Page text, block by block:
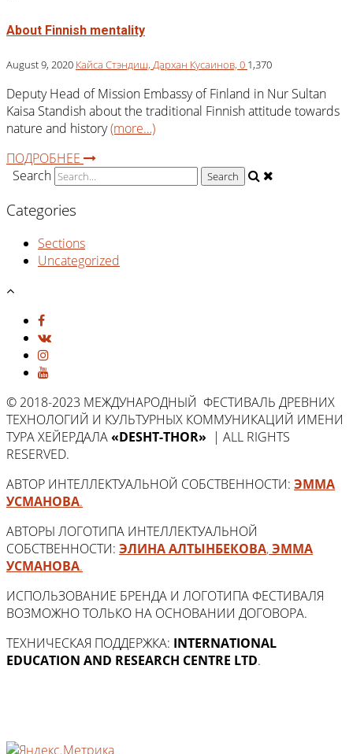
About Finnish mentality
August 9, 2020 Кайса Стэндиш, Дархан Кусаинов, 0 1,370
Deputy Head of Mission Embassy of Finland in Nur Sultan
Kaisa Standish about the traditional Finnish attitude towards
nature and history(more…)
ПОДРОБНЕЕ
Search
Categories
Sections
Uncategorized
© 2018-2023 МЕЖДУНАРОДНЫЙ ФЕСТИВАЛЬ ДРЕВНИХ
ТЕХНОЛОГИЙ И КУЛЬТУРНЫХ КОММУНИКАЦИЙ ИМЕНИ
ТУРА ХЕЙЕРДАЛА«DESHT-THOR» | ALL RIGHTS
RESERVED.
АВТОР ИНТЕЛЛЕКТУАЛЬНОЙ СОБСТВЕННОСТИ: ЭММА
УСМАНОВА.
АВТОРЫ ЛОГОТИПА ИНТЕЛЛЕКТУАЛЬНОЙ
СОБСТВЕННОСТИ: ЭЛИНА АЛТЫНБЕКОВА,ЭММА
УСМАНОВА.
ИСПОЛЬЗОВАНИЕ БРЕНДА И ЛОГОТИПА ФЕСТИВАЛЯ
ВОЗМОЖНО ТОЛЬКО НА ОСНОВАНИИ ДОГОВОРА.
ТЕХНИЧЕСКАЯ ПОДДЕРЖКА: INTERNATIONAL
EDUCATION AND RESEARCH CENTRE LTD.